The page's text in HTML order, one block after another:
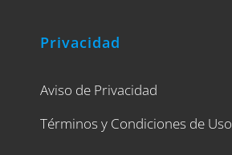
Privacidad
Aviso de Privacidad
Términos y Condiciones de Uso